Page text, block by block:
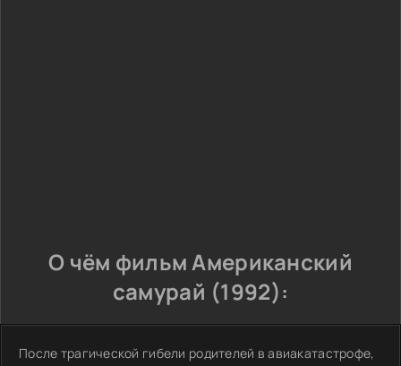
О чём фильм Американский
самурай (1992):
После трагической гибели родителей в авиакатастрофе,